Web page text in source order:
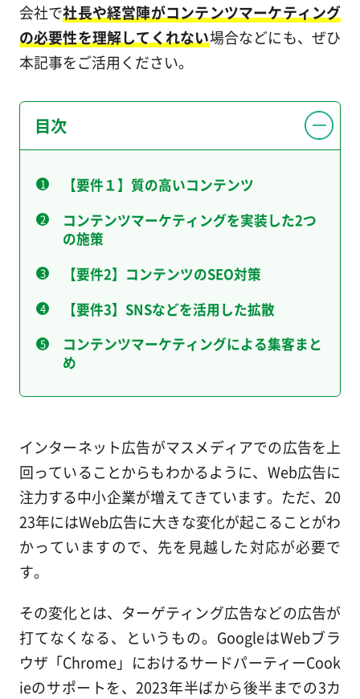
会社で社長や経営陣がコンテンツマーケティング
の必要性を理解してくれない場合などにも、ぜひ
本記事をご活用ください。
目次
【要件１】質の高いコンテンツ
コンテンツマーケティングを実装した2つ
の施策
【要件2】コンテンツのSEO対策
【要件3】SNSなどを活用した拡散
コンテンツマーケティングによる集客まと
め
インターネット広告がマスメディアでの広告を上
回っていることからもわかるように、Web広告に
注力する中小企業が増えてきています。ただ、20
23年にはWeb広告に大きな変化が起こることがわ
かっていますので、先を見越した対応が必要で
す。
その変化とは、ターゲティング広告などの広告が
打てなくなる、というもの。GoogleはWebブラ
ウザ「Chrome」におけるサードパーティーCook
ieのサポートを、2023年半ばから後半までの3カ